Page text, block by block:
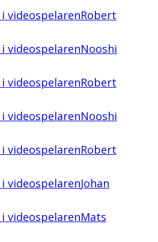
videospelarenRobert
videospelarenNooshi
videospelarenRobert
i videospelarenNooshi
videospelarenRobert
i videospelarenJohan
videospelarenMats